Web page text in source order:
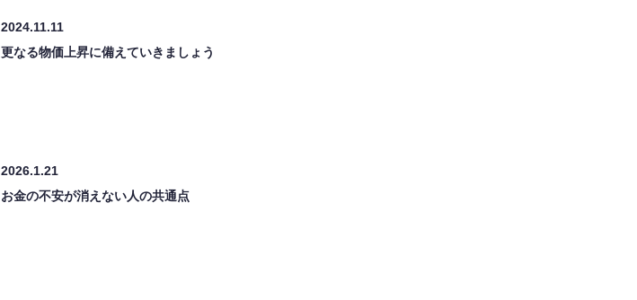
2024.11.11
更なる物価上昇に備えていきましょう
2026.1.21
お金の不安が消えない人の共通点